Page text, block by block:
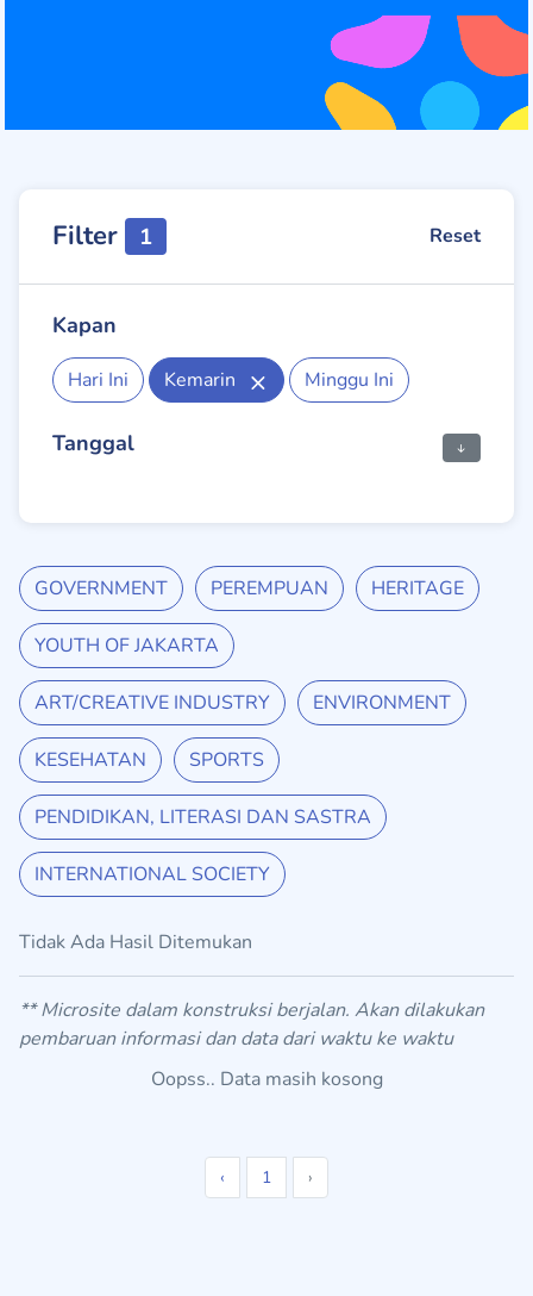
Filter 1 Reset
Kapan
Hari Ini Kemarin Minggu Ini
Tanggal
GOVERNMENT PEREMPUAN HERITAGE
YOUTH OF JAKARTA
ART/CREATIVE INDUSTRY ENVIRONMENT
KESEHATAN SPORTS
PENDIDIKAN, LITERASI DAN SASTRA
INTERNATIONAL SOCIETY
Tidak Ada Hasil Ditemukan
** Microsite dalam konstruksi berjalan. Akan dilakukan
pembaruan informasi dan data dari waktu ke waktu
Oopss.. Data masih kosong
‹ 1 ›